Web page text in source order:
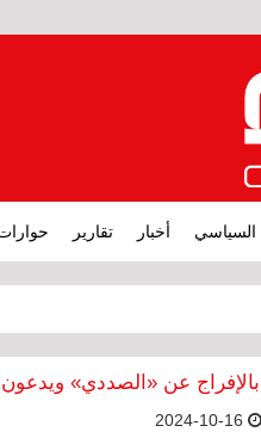
السياسي أخبار تقارير
بالإفراج عن «الصددي»